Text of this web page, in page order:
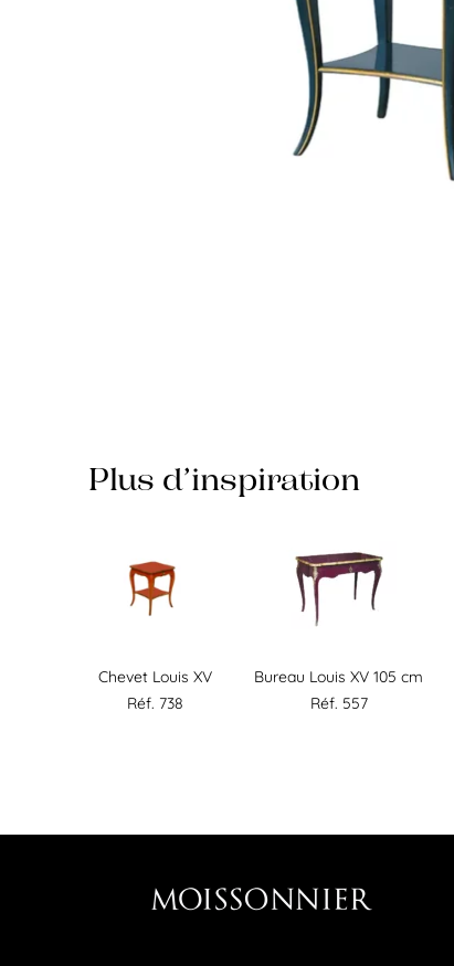
Plus d’inspiration
Chevet Louis XV
Réf. 738
Bureau Louis XV 105 cm
Réf. 557